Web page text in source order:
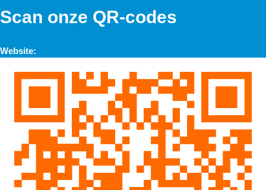
Scan onze QR-codes
Website: